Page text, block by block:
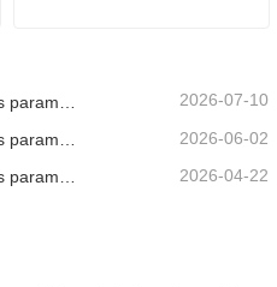
2026-07-10
2026-06-02
2026-04-22